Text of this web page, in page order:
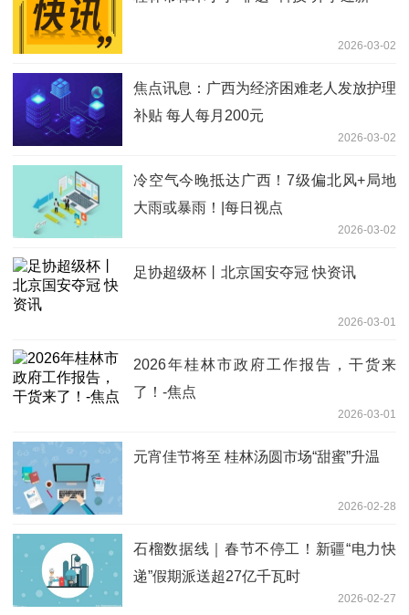
2026-03-02
焦点讯息：广西为经济困难老人发放护理
补贴 每人每月200元
2026-03-02
冷空气今晚抵达广西！7级偏北风+局地
大雨或暴雨！|每日视点
2026-03-02
足协超级杯丨北京国安夺冠 快资讯
2026-03-01
2026年桂林市政府工作报告，干货来
了！-焦点
2026-03-01
元宵佳节将至 桂林汤圆市场“甜蜜”升温
2026-02-28
石榴数据线｜春节不停工！新疆“电力快
递”假期派送超27亿千瓦时
2026-02-27